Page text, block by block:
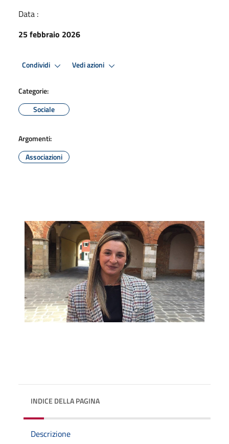
Data :
25 febbraio 2026
Condividi Vedi azioni
Categorie:
Sociale
Argomenti:
Associazioni
INDICE DELLA PAGINA
Descrizione